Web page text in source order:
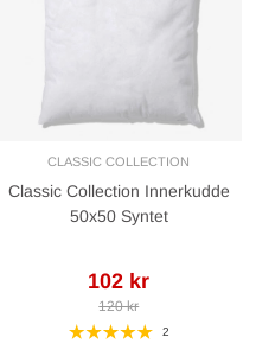
CLASSIC COLLECTION
Classic Collection Innerkudde
50x50 Syntet
102 kr
120 kr
2